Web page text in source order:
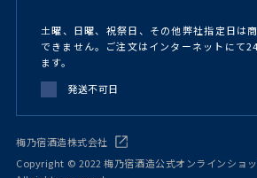
土曜、日曜、祝祭日、その他弊社指定日は
できません。ご注文はインターネットにて
ます。
発送不可日
梅乃宿酒造株式会社
Copyright © 2022 梅乃宿酒造公式オンラインショ